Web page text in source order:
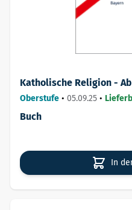
Katholische Religion -
Oberstufe • 05.09.25 •
Buch
In